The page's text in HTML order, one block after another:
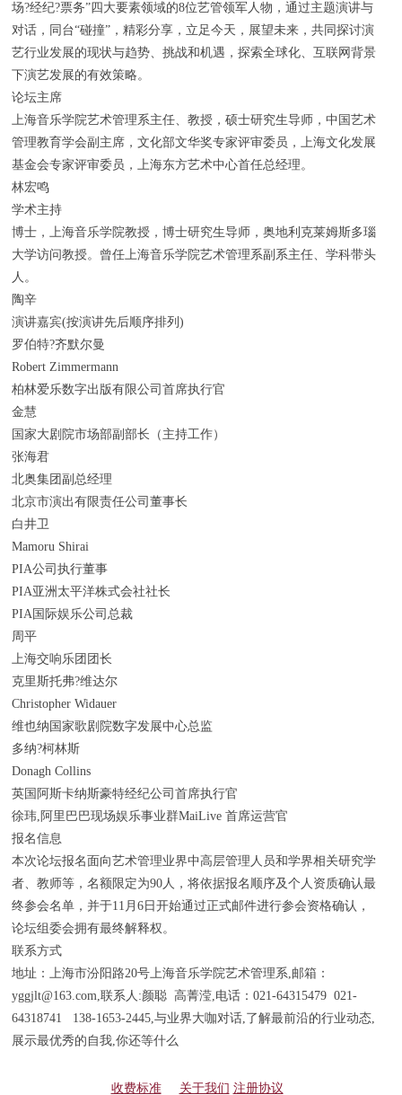
场?经纪?票务”四大要素领域的8位艺管领军人物，通过主题演讲与
对话，同台“碰撞”，精彩分享，立足今天，展望未来，共同探讨演
艺行业发展的现状与趋势、挑战和机遇，探索全球化、互联网背景
下演艺发展的有效策略。
论坛主席
上海音乐学院艺术管理系主任、教授，硕士研究生导师，中国艺术
管理教育学会副主席，文化部文华奖专家评审委员，上海文化发展
基金会专家评审委员，上海东方艺术中心首任总经理。
林宏鸣
学术主持
博士，上海音乐学院教授，博士研究生导师，奥地利克莱姆斯多瑙
大学访问教授。曾任上海音乐学院艺术管理系副系主任、学科带头
人。
陶辛
演讲嘉宾(按演讲先后顺序排列)
罗伯特?齐默尔曼
Robert Zimmermann
柏林爱乐数字出版有限公司首席执行官
金慧
国家大剧院市场部副部长（主持工作）
张海君
北奥集团副总经理
北京市演出有限责任公司董事长
白井卫
Mamoru Shirai
PIA公司执行董事
PIA亚洲太平洋株式会社社长
PIA国际娱乐公司总裁
周平
上海交响乐团团长
克里斯托弗?维达尔
Christopher Widauer
维也纳国家歌剧院数字发展中心总监
多纳?柯林斯
Donagh Collins
英国阿斯卡纳斯豪特经纪公司首席执行官
徐玮,阿里巴巴现场娱乐事业群MaiLive 首席运营官
报名信息
本次论坛报名面向艺术管理业界中高层管理人员和学界相关研究学
者、教师等，名额限定为90人，将依据报名顺序及个人资质确认最
终参会名单，并于11月6日开始通过正式邮件进行参会资格确认，
论坛组委会拥有最终解释权。
联系方式
地址：上海市汾阳路20号上海音乐学院艺术管理系,邮箱：
yggjlt@163.com,联系人:颜聪 高菁滢,电话：021-64315479 021-
64318741 138-1653-2445,与业界大咖对话,了解最前沿的行业动态,
展示最优秀的自我,你还等什么
收费标准 关于我们 注册协议